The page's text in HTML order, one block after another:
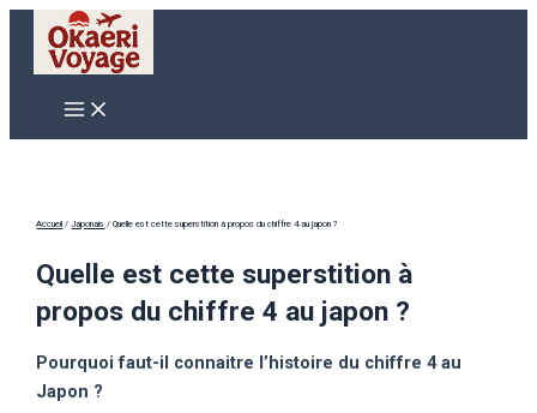
contenu
Main
Menu
Accueil /Japonais /Quelle est cette superstition à propos du chiffre 4 au japon ?
Quelle est cette superstition à
propos du chiffre 4 au japon ?
Pourquoi faut-il connaitre l’histoire du chiffre 4 au
Japon ?